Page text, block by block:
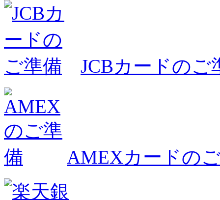
JCBカードのご
AMEXカードの